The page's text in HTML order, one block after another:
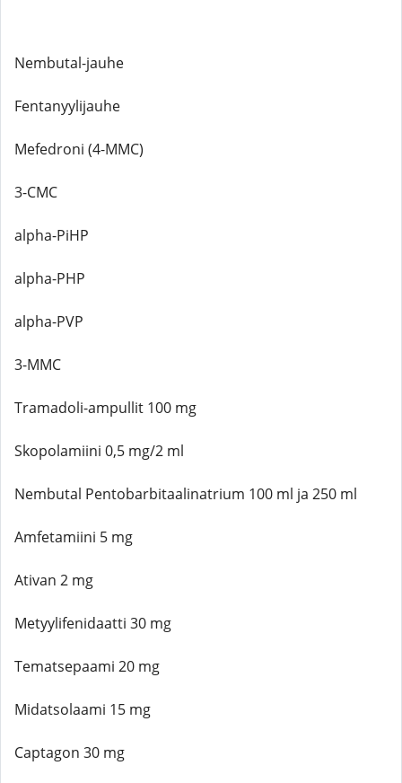
Nembutal-jauhe
Fentanyylijauhe
Mefedroni (4-MMC)
3-CMC
alpha-PiHP
alpha-PHP
alpha-PVP
3-MMC
Tramadoli-ampullit 100 mg
Skopolamiini 0,5 mg/2 ml
Nembutal Pentobarbitaalinatrium 100 ml ja 250 ml
Amfetamiini 5 mg
Ativan 2 mg
Metyylifenidaatti 30 mg
Tematsepaami 20 mg
Midatsolaami 15 mg
Captagon 30 mg